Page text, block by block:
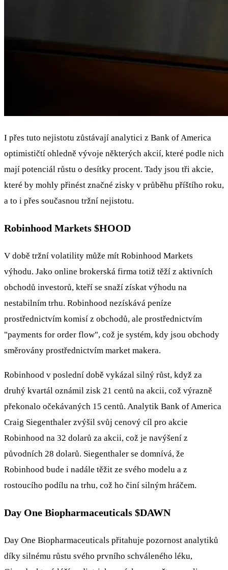
I přes tuto nejistotu zůstávají analytici z Bank of America
optimističtí ohledně vývoje některých akcií, které podle nich
mají potenciál růstu o desítky procent. Tady jsou tři akcie,
které by mohly přinést značné zisky v průběhu příštího roku,
a to i přes současnou tržní nejistotu.
Robinhood Markets $HOOD
V době tržní volatility může mít Robinhood Markets
výhodu. Jako online brokerská firma totiž těží z aktivních
obchodů investorů, kteří se snaží získat výhodu na
nestabilním trhu. Robinhood nezískává peníze
prostřednictvím komisí z obchodů, ale prostřednictvím
"payments for order flow", což je systém, kdy jsou obchody
směrovány prostřednictvím market makera.
Robinhood v poslední době vykázal silný růst, když za
druhý kvartál oznámil zisk 21 centů na akcii, což výrazně
překonalo očekávaných 15 centů. Analytik Bank of America
Craig Siegenthaler zvýšil svůj cenový cíl pro akcie
Robinhood na 32 dolarů za akcii, což je navýšení z
původních 28 dolarů. Siegenthaler se domnívá, že
Robinhood bude i nadále těžit ze svého modelu a z
rostoucího podílu na trhu, což ho činí silným hráčem.
Day One Biopharmaceuticals $DAWN
Day One Biopharmaceuticals přitahuje pozornost analytiků
díky silnému růstu svého prvního schváleného léku,